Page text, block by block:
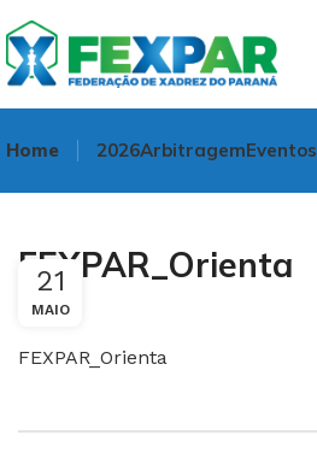
Home 2026ArbitragemEventos
FEXPAR_Orienta
21
MAIO
FEXPAR_Orienta